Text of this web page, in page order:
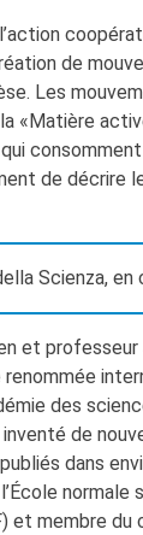
de
Les
«Matière
de décrire
Scienza,
et
des
de
dans
et membre